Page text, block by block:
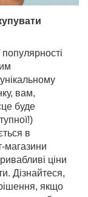
вам,
буде
в
магазини
ціни
Дізнайтеся,
якщо